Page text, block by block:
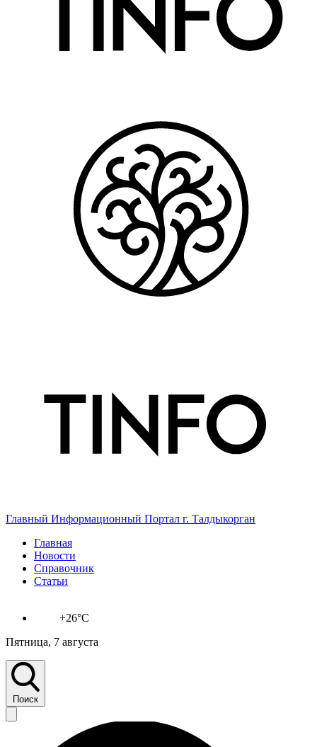
Главный Информационный Портал г. Талдыкорган
Главная
Новости
Справочник
Статьи
+26°C
Пятница, 7 августа
Поиск